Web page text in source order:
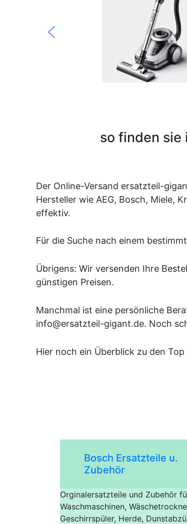
so finden sie
Der Online-Versand ersatzteil-
Hersteller wie AEG, Bosch, Miele,
effektiv.
Für die Suche nach einem
Übrigens: Wir versenden Ihre
günstigen Preisen.
Manchmal ist eine persönliche
info@ersatzteil-gigant.de. Noch
Hier noch ein Überblick zu den
Bosch Ersatzteile u.
Zubehör
Orginalersatzteile und Zubehör
Waschmaschinen,
Geschirrspüler, Herde,